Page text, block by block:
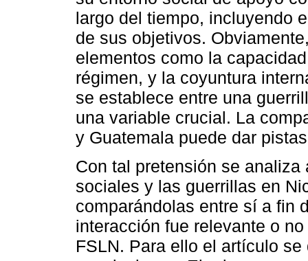
largo del tiempo, incluyendo
de sus objetivos.
elementos como la
régimen, y la coyuntura
se establece entre una
una variable crucial. La
y Guatemala puede dar
Con tal pretensión se
sociales y las guerrillas en
comparándolas entre sí a fin
interacción fue relevante o
FSLN. Para ello el artículo